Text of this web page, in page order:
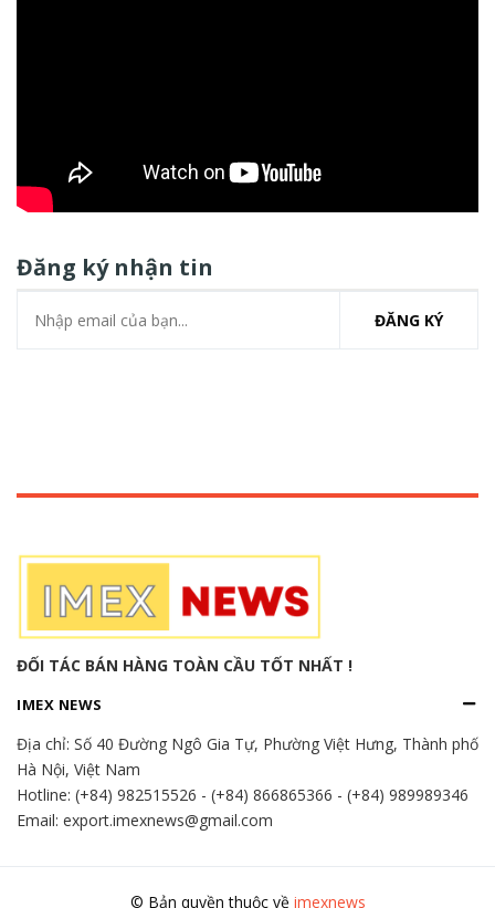
Đăng ký nhận tin
ĐĂNG KÝ
ĐỐI TÁC BÁN HÀNG TOÀN CẦU TỐT NHẤT !
IMEX NEWS
Địa chỉ: Số 40 Đường Ngô Gia Tự, Phường Việt Hưng, Thành phố
Hà Nội, Việt Nam
Hotline: (+84) 982515526 - (+84) 866865366 - (+84) 989989346
Email: export.imexnews@gmail.com
© Bản quyền thuộc về imexnews